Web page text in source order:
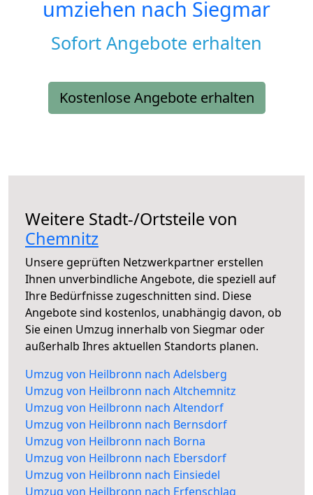
umziehen nach Siegmar
Sofort Angebote erhalten
Kostenlose Angebote erhalten
Weitere Stadt-/Ortsteile von
Chemnitz
Unsere geprüften Netzwerkpartner erstellen
Ihnen unverbindliche Angebote, die speziell auf
Ihre Bedürfnisse zugeschnitten sind. Diese
Angebote sind kostenlos, unabhängig davon, ob
Sie einen Umzug innerhalb von Siegmar oder
außerhalb Ihres aktuellen Standorts planen.
Umzug von Heilbronn nach Adelsberg
Umzug von Heilbronn nach Altchemnitz
Umzug von Heilbronn nach Altendorf
Umzug von Heilbronn nach Bernsdorf
Umzug von Heilbronn nach Borna
Umzug von Heilbronn nach Ebersdorf
Umzug von Heilbronn nach Einsiedel
Umzug von Heilbronn nach Erfenschlag